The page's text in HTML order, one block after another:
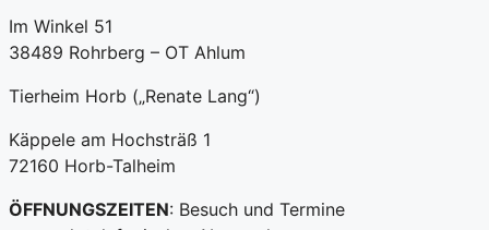
Im Winkel 51
38489 Rohrberg – OT Ahlum
Tierheim Horb („Renate Lang“)
Käppele am Hochsträß 1
72160 Horb-Talheim
ÖFFNUNGSZEITEN: Besuch und Termine